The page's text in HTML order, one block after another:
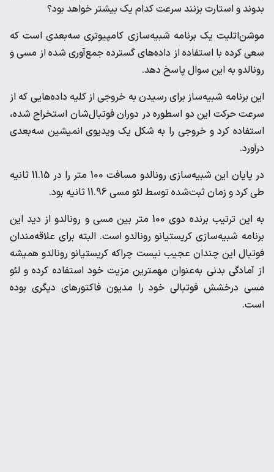
بدوند و استارت بزنند ‌سرعت کدام‌ یک بیشتر خواهد بود؟
موشن‌اتلیت یک برنامه شبیه‌سازی کامپیوتری سه‌بعدی است که
‌سعی کرده با استفاده از داده‌های گسترده جمع‌آوری شده از مسی و
‌رونالدو به این سوال پاسخ دهد. ‌
این برنامه شبیه‌ساز برای رسیدن به خروجی از کلیه داده‌هایی که از
‌سرعت حرکت این دو اسطوره در دوران فوتبال‌شان استخراج شده،
‌استفاده کرد و خروجی را به شکل یک ویدیوی انمیشین سه‌بعدی
‌درآورد. ‌
در پایان این شبیه‌سازی رونالدو مسافت 100 متر را در 11.15 ثانیه
طی ‌کرد و زمان ثبت‌شده توسط لئو مسی 11.96 ثانیه بود. ‌
به این ترتیب برنده دوی 100 متر بین مسی و رونالدو از دید این
برنامه ‌شبیه‌سازی کریستیانو رونالدو است. البته برای علاقه‌مندان
فوتبال ‌این چندان عجیب نیست چراکه کریستیانو رونالدو همیشه
از آمادگی ‌بدنی به‌عنوان مهمترین مزیت خود استفاده کرده و لئو
مسی ‌درخشش فوتبالی خود را مدیون فاکتورهای دیگری بوده
است. ‌